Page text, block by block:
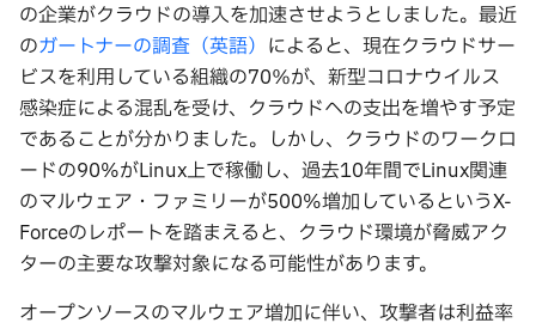
の企業がクラウドの導入を加速させようとしました。最近
のガートナーの調査（英語） によると、現在クラウドサー
ビスを利用している組織の70％が、新型コロナウイルス
感染症による混乱を受け、クラウドへの支出を増やす予定
であることが分かりました。しかし、クラウドのワークロ
ードの90%がLinux上で稼働し、過去10年間でLinux関連
のマルウェア・ファミリーが500%増加しているというX-
Forceのレポートを踏まえると、クラウド環境が脅威アク
ターの主要な攻撃対象になる可能性があります。
オープンソースのマルウェア増加に伴い、攻撃者は利益率